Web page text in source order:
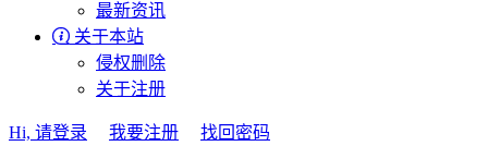
最新资讯
 关于本站
侵权删除
关于注册
Hi, 请登录 我要注册
找回密码